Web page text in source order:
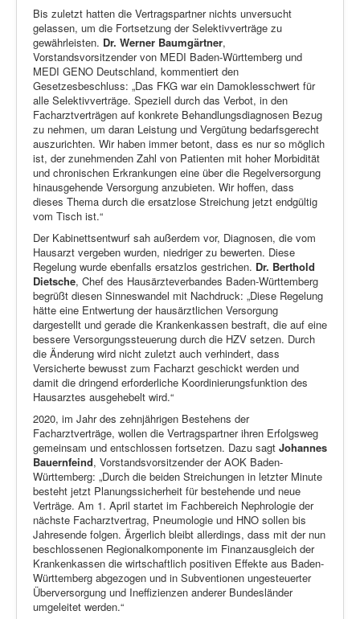
Bis zuletzt hatten die Vertragspartner nichts unversucht
gelassen, um die Fortsetzung der Selektivverträge zu
gewährleisten. Dr. Werner Baumgärtner,
Vorstandsvorsitzender von MEDI Baden-Württemberg und
MEDI GENO Deutschland, kommentiert den
Gesetzesbeschluss: „Das FKG war ein Damoklesschwert für
alle Selektivverträge. Speziell durch das Verbot, in den
Facharztverträgen auf konkrete Behandlungsdiagnosen Bezug
zu nehmen, um daran Leistung und Vergütung bedarfsgerecht
auszurichten. Wir haben immer betont, dass es nur so möglich
ist, der zunehmenden Zahl von Patienten mit hoher Morbidität
und chronischen Erkrankungen eine über die Regelversorgung
hinausgehende Versorgung anzubieten. Wir hoffen, dass
dieses Thema durch die ersatzlose Streichung jetzt endgültig
vom Tisch ist.“
Der Kabinettsentwurf sah außerdem vor, Diagnosen, die vom
Hausarzt vergeben wurden, niedriger zu bewerten. Diese
Regelung wurde ebenfalls ersatzlos gestrichen. Dr. Berthold
Dietsche, Chef des Hausärzteverbandes Baden-Württemberg
begrüßt diesen Sinneswandel mit Nachdruck: „Diese Regelung
hätte eine Entwertung der hausärztlichen Versorgung
dargestellt und gerade die Krankenkassen bestraft, die auf eine
bessere Versorgungssteuerung durch die HZV setzen. Durch
die Änderung wird nicht zuletzt auch verhindert, dass
Versicherte bewusst zum Facharzt geschickt werden und
damit die dringend erforderliche Koordinierungsfunktion des
Hausarztes ausgehebelt wird.“
2020, im Jahr des zehnjährigen Bestehens der
Facharztverträge, wollen die Vertragspartner ihren Erfolgsweg
gemeinsam und entschlossen fortsetzen. Dazu sagt Johannes
Bauernfeind, Vorstandsvorsitzender der AOK Baden-
Württemberg: „Durch die beiden Streichungen in letzter Minute
besteht jetzt Planungssicherheit für bestehende und neue
Verträge. Am 1. April startet im Fachbereich Nephrologie der
nächste Facharztvertrag, Pneumologie und HNO sollen bis
Jahresende folgen. Ärgerlich bleibt allerdings, dass mit der nun
beschlossenen Regionalkomponente im Finanzausgleich der
Krankenkassen die wirtschaftlich positiven Effekte aus Baden-
Württemberg abgezogen und in Subventionen ungesteuerter
Überversorgung und Ineffizienzen anderer Bundesländer
umgeleitet werden.“